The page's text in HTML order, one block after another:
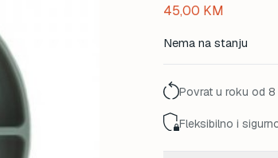
45,00 KM
Nema na stanju
Povrat u roku od 8
Fleksibilno i